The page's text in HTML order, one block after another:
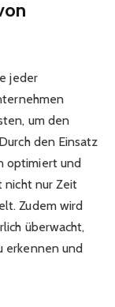
jeder
um den
den Einsatz
optimiert und
nicht nur Zeit
Zudem wird
überwacht,
erkennen und